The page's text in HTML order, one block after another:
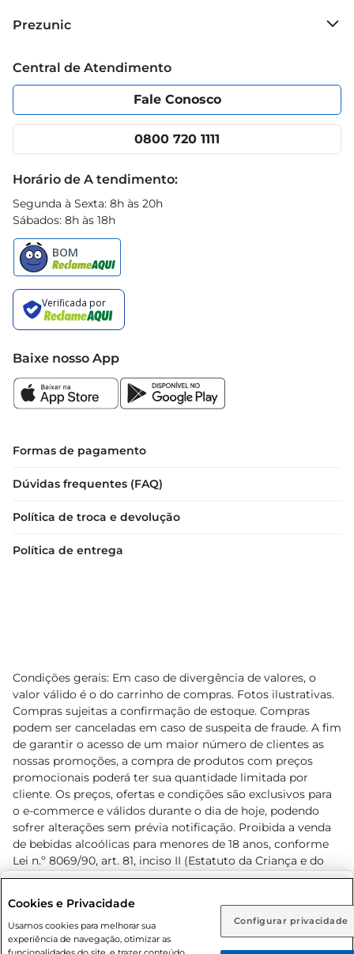
Rio de Janeiro (RJ) Goiás (GO)
Ou
Grupo Cencosud
Política de Privacidade
Portal do fornecedor
Cencosud Media
Prezunic
Código de Ética
App Prezunic
Central de Atendimento
Fale Conosco
0800 720 1111
Horário de A tendimento:
Segunda à Sexta: 8h às 20h
Sábados: 8h às 18h
Baixe nosso App
Formas de pagamento
Dúvidas frequentes (FAQ)
Política de troca e devolução
Política de entrega
Condições gerais: Em caso de divergência de valores, o
valor válido é o do carrinho de compras. Fotos ilustrativas.
Compras sujeitas a confirmação de estoque. Compras
podem ser canceladas em caso de suspeita de fraude. A fim
de garantir o acesso de um maior número de clientes as
nossas promoções, a compra de produtos com preços
promocionais poderá ter sua quantidade limitada por
cliente. Os preços, ofertas e condições são exclusivos para
o e-commerce e válidos durante o dia de hoje, podendo
sofrer alterações sem prévia notificação. Proibida a venda
de bebidas alcoólicas para menores de 18 anos, conforme
Lei n.º 8069/90, art. 81, inciso II (Estatuto da Criança e do
Adolescente). Preços e condições exclusivos para o
prévio. O valor mínimo para as compras on-line é de R$
80,00.
Cookies e Privacidade
Usamos cookies para melhorar sua
experiência de navegação, otimizar as
Configurar privacidade